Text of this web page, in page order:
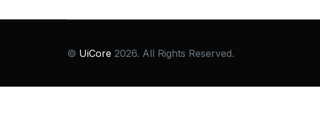
© UiCore 2026. All Rights Reserved.